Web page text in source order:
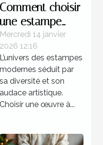
Comment choisir
une estampe
moderne pour
votre collection ?
Mercredi 14 janvier
2026 12:16
L’univers des estampes
modernes séduit par
sa diversité et son
audace artistique.
Choisir une œuvre à...